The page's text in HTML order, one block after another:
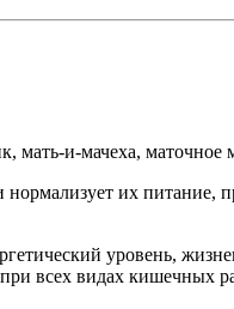
мать-и-мачеха, маточное
их
уровень,
всех видах кишечных